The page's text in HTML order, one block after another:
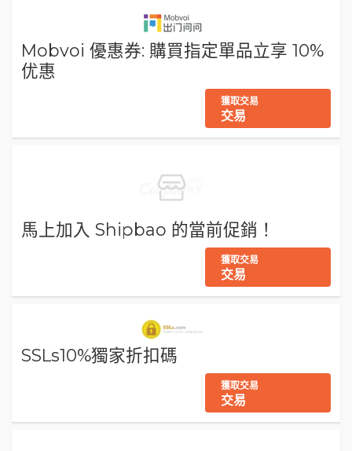
Mobvoi 優惠券: 購買指定單品立享 10%
优惠
獲取交易
交易
馬上加入 Shipbao 的當前促銷！
獲取交易
交易
SSLs10%獨家折扣碼
獲取交易
交易